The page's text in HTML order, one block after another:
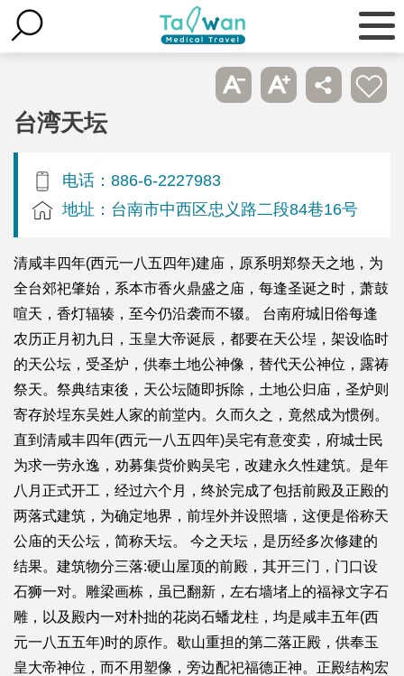
台湾天坛
电话：886-6-2227983
地址：台南市中西区忠义路二段84巷16号
清咸丰四年(西元一八五四年)建庙，原系明郑祭天之地，为
全台郊祀肇始，系本市香火鼎盛之庙，每逢圣诞之时，萧鼓
喧天，香灯辐辏，至今仍沿袭而不辍。 台南府城旧俗每逢
农历正月初九日，玉皇大帝诞辰，都要在天公埕，架设临时
的天公坛，受圣炉，供奉土地公神像，替代天公神位，露祷
祭天。祭典结束後，天公坛随即拆除，土地公归庙，圣炉则
寄存於埕东吴姓人家的前堂内。久而久之，竟然成为惯例。
直到清咸丰四年(西元一八五四年)吴宅有意变卖，府城士民
为求一劳永逸，劝募集赀价购吴宅，改建永久性建筑。是年
八月正式开工，经过六个月，终於完成了包括前殿及正殿的
两落式建筑，为确定地界，前埕外并设照墙，这便是俗称天
公庙的天公坛，简称天坛。 今之天坛，是历经多次修建的
结果。建筑物分三落:硬山屋顶的前殿，其开三门，门口设
石狮一对。雕梁画栋，虽已翻新，左右墙堵上的福禄文字石
雕，以及殿内一对朴拙的花岗石蟠龙柱，均是咸丰五年(西
元一八五五年)时的原作。歇山重担的第二落正殿，供奉玉
皇大帝神位，而不用塑像，旁边配祀福德正神。正殿结构宏